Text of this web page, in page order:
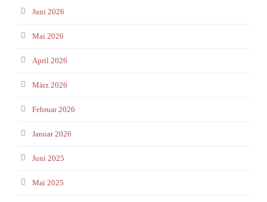
Juni 2026
Mai 2026
April 2026
März 2026
Februar 2026
Januar 2026
Juni 2025
Mai 2025